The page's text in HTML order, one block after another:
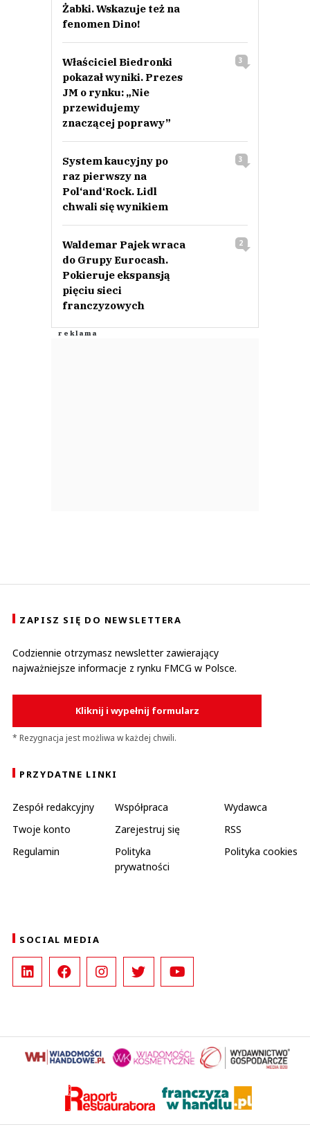
Żabki. Wskazuje też na
fenomen Dino!
Właściciel Biedronki
pokazał wyniki. Prezes
JM o rynku: „Nie
przewidujemy
znaczącej poprawy”
3
System kaucyjny po
raz pierwszy na
Pol‘and‘Rock. Lidl
chwali się wynikiem
3
Waldemar Pajek wraca
do Grupy Eurocash.
Pokieruje ekspansją
pięciu sieci
franczyzowych
2
ZAPISZ SIĘ DO NEWSLETTERA
Codziennie otrzymasz newsletter zawierający
najważniejsze informacje z rynku FMCG w Polsce.
Kliknij i wypełnij formularz
* Rezygnacja jest możliwa w każdej chwili.
PRZYDATNE LINKI
Zespół redakcyjny Współpraca
Wydawca
Twoje konto
Zarejestruj się
RSS
Regulamin
Polityka
prywatności
Polityka cookies
SOCIAL MEDIA